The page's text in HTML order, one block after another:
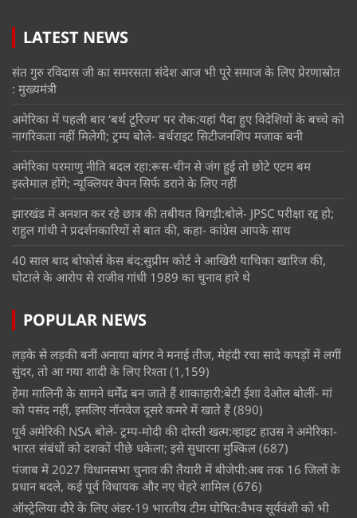
LATEST NEWS
संत गुरु रविदास जी का समरसता संदेश आज भी पूरे समाज के लिए प्रेरणास्रोत
: मुख्यमंत्री
अमेरिका में पहली बार ‘बर्थ टूरिज्म’ पर रोक:यहां पैदा हुए विदेशियों के बच्चे को
नागरिकता नहीं मिलेगी; ट्रम्प बोले- बर्थराइट सिटीजनशिप मजाक बनी
अमेरिका परमाणु नीति बदल रहा:रूस-चीन से जंग हुई तो छोटे एटम बम
इस्तेमाल होंगे; न्यूक्लियर वेपन सिर्फ डराने के लिए नहीं
झारखंड में अनशन कर रहे छात्र की तबीयत बिगड़ी:बोले- JPSC परीक्षा रद्द हो;
राहुल गांधी ने प्रदर्शनकारियों से बात की, कहा- कांग्रेस आपके साथ
40 साल बाद बोफोर्स केस बंद:सुप्रीम कोर्ट ने आखिरी याचिका खारिज की,
घोटाले के आरोप से राजीव गांधी 1989 का चुनाव हारे थे
POPULAR NEWS
लड़के से लड़की बनीं अनाया बांगर ने मनाई तीज, मेहंदी रचा सादे कपड़ों में लगीं
सुंदर, तो आ गया शादी के लिए रिश्ता (1,159)
हेमा मालिनी के सामने धर्मेंद्र बन जाते हैं शाकाहारी:बेटी ईशा देओल बोलीं- मां
को पसंद नहीं, इसलिए नॉनवेज दूसरे कमरे में खाते हैं (890)
पूर्व अमेरिकी NSA बोले- ट्रम्प-मोदी की दोस्ती खत्म:व्हाइट हाउस ने अमेरिका-
भारत संबंधों को दशकों पीछे धकेला; इसे सुधारना मुश्किल (687)
पंजाब में 2027 विधानसभा चुनाव की तैयारी में बीजेपी:अब तक 16 जिलों के
प्रधान बदले, कई पूर्व विधायक और नए चेहरे शामिल (676)
ऑस्ट्रेलिया दौरे के लिए अंडर-19 भारतीय टीम घोषित:वैभव सूर्यवंशी को भी